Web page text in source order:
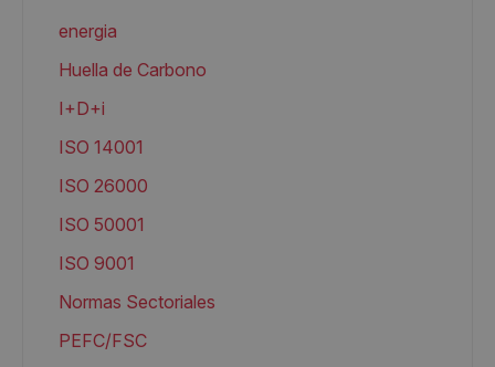
energia
Huella de Carbono
I+D+i
ISO 14001
ISO 26000
ISO 50001
ISO 9001
Normas Sectoriales
PEFC/FSC